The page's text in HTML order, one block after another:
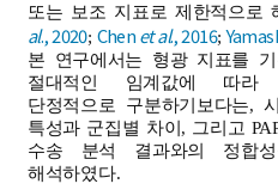
또는 보조 지표로 제한적으로
al., 2020; Chenet al., 2016;
본 연구에서는 형광 지표를
절대적인 임계값에 따라
단정적으로 구분하기보다는,
특성과 군집별 차이, 그리고
수송 분석 결과와의 정합
해석하였다.